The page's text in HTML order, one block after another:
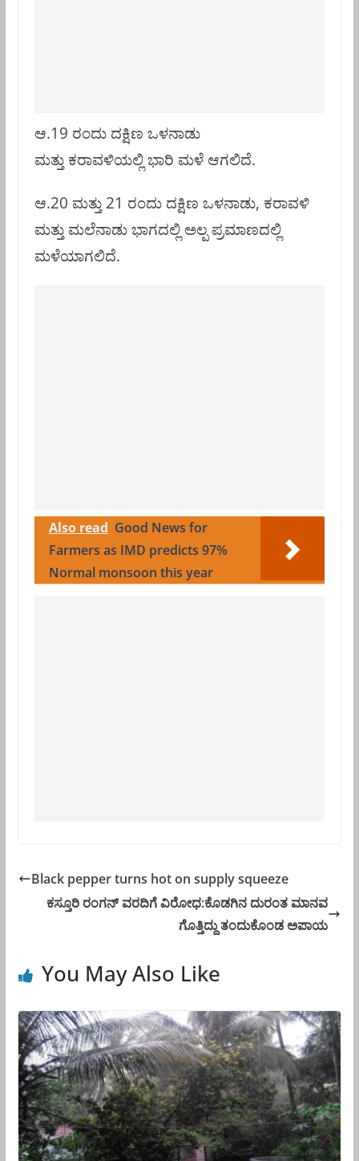
ಆ.19 ರಂದು ದಕ್ಷಿಣ ಒಳನಾಡು
ಮತ್ತು ಕರಾವಳಿಯಲ್ಲಿ ಭಾರಿ ಮಳೆ ಆಗಲಿದೆ.
ಆ.20 ಮತ್ತು 21 ರಂದು ದಕ್ಷಿಣ ಒಳನಾಡು, ಕರಾವಳಿ
ಮತ್ತು ಮಲೆನಾಡು ಭಾಗದಲ್ಲಿ ಅಲ್ಪ ಪ್ರಮಾಣದಲ್ಲಿ
ಮಳೆಯಾಗಲಿದೆ.
Also read Good News for
Farmers as IMD predicts 97%
Normal monsoon this year
Black pepper turns hot on supply squeeze
ಕಸ್ತೂರಿ ರಂಗನ್ ವರದಿಗೆ ವಿರೋಧ:ಕೊಡಗಿನ ದುರಂತ ಮಾನವ
ಗೊತ್ತಿದ್ದು ತಂದುಕೊಂಡ ಅಪಾಯ
You May Also Like